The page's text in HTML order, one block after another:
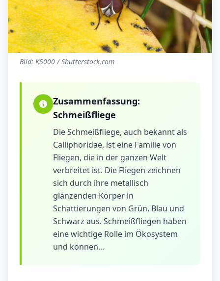
Bild: K5000 / Shutterstock.com
Zusammenfassung:
Schmeißfliege
Die Schmeißfliege, auch bekannt als
Calliphoridae, ist eine Familie von
Fliegen, die in der ganzen Welt
verbreitet ist. Die Fliegen zeichnen
sich durch ihre metallisch
glänzenden Körper in
Schattierungen von Grün, Blau und
Schwarz aus. Schmeißfliegen haben
eine wichtige Rolle im Ökosystem
und können...